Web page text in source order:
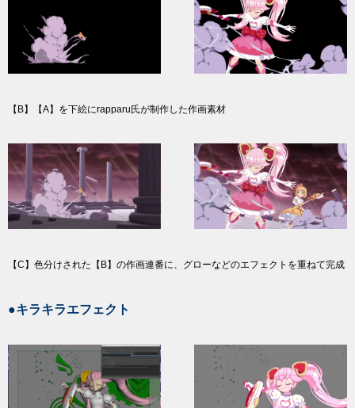
【B】【A】を下絵にrapparu氏が制作した作画素材
【C】色分けされた【B】の作画連番に、グローなどのエフェクトを重ねて完成
●キラキラエフェクト